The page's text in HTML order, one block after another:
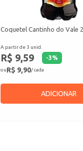
Coquetel Cantinho do Vale
A partir de 3 unid.
R$ 9,59 -3%
ouR$ 9,90/ cada
ADICIONAR